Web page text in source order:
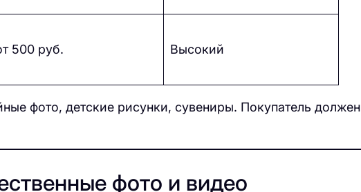
500 руб. Высокий
фото, детские рисунки, сувениры. Покупатель должен
фото и видео